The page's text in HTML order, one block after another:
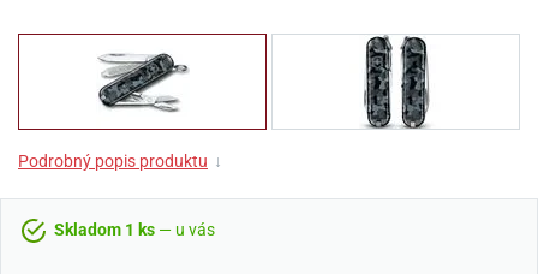
Podrobný popis produktu ↓
Skladom 1 ks — u vás